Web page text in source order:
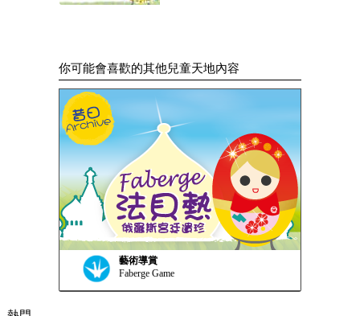
你可能會喜歡的其他兒童天地內容
藝術導賞
Faberge Game